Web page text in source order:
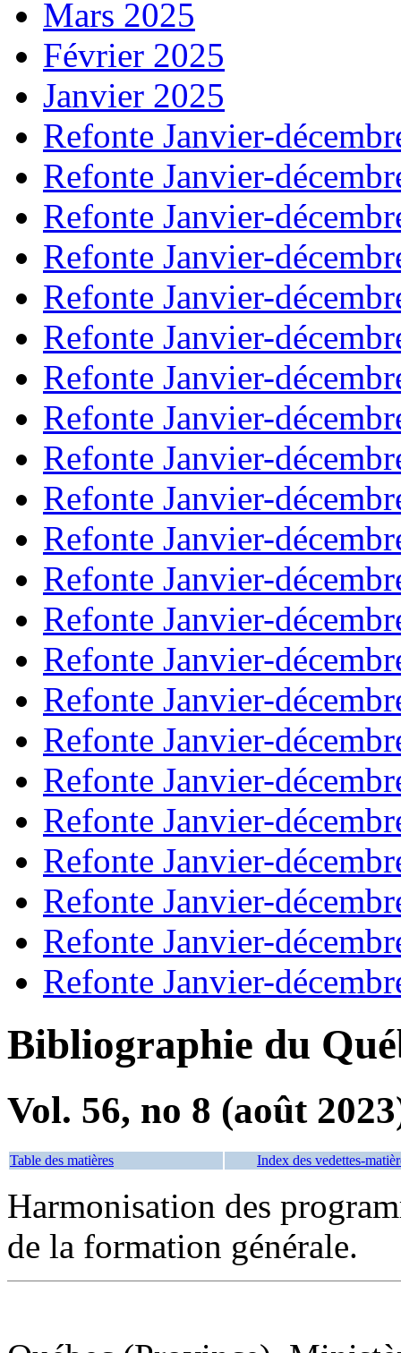
Mars 2025
Février 2025
Janvier 2025
Refonte Janvier-
Refonte Janvier-
Refonte Janvier-
Refonte Janvier-
Refonte Janvier-
Refonte Janvier-
Refonte Janvier-
Refonte Janvier-
Refonte Janvier-
Refonte Janvier-
Refonte Janvier-
Refonte Janvier-
Refonte Janvier-
Refonte Janvier-
Refonte Janvier-
Refonte Janvier-
Refonte Janvier-
Refonte Janvier-
Refonte Janvier-
Refonte Janvier-
Refonte Janvier-
Refonte Janvier-
Bibliographie du
Vol. 56, no 8 (août
Table des matières Index des vedettes-
Harmonisation des
de la formation générale.